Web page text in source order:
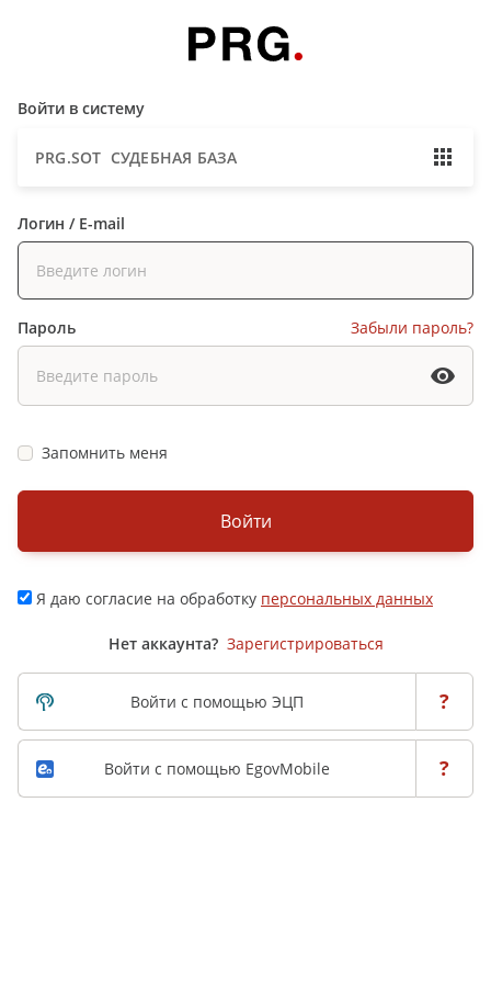
Войти в систему
PRG.SOT СУДЕБНАЯ БАЗА
Логин / E-mail
Пароль Забыли пароль?
Запомнить меня
Войти
Я даю согласие на обработку персональных данных
Нет аккаунта? Зарегистрироваться
Войти с помощью ЭЦП ?
Войти с помощью EgovMobile ?